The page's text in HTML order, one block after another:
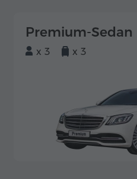
Premium-Sedan
x 3 x 3